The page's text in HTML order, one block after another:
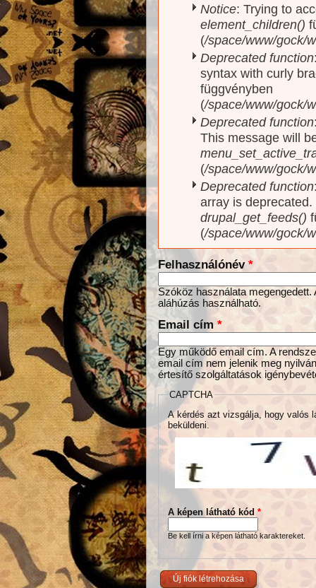
Notice: Trying to
element_children()
(/space/www/gock/
Deprecated function
syntax with curly
függvényben
(/space/www/gock/
Deprecated function
This message will
(/space/www/gock/
Deprecated function
array is
drupal_get_feeds()
(/space/www/gock/
Felhasználónév *
Szóköz használata
aláhúzás használható.
Email cím *
Egy működő email cím. A
email cím nem jelenik meg
értesítő szolgáltatások
CAPTCHA
A kérdés azt vizsgálja, hogy valós
beküldeni.
A képen látható kód *
Be kell írni a képen látható karaktereket.